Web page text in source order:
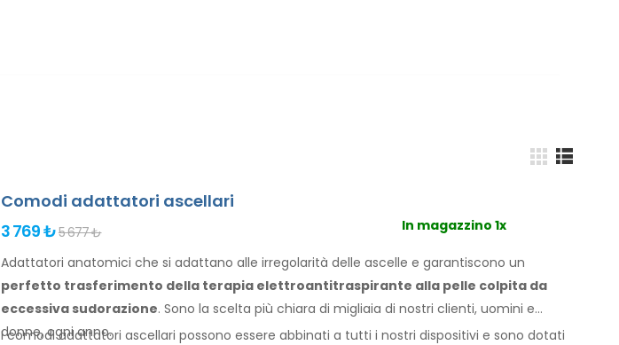
Comodi adattatori ascellari
3 769 ₺5 677 ₺ In magazzino 1x
Adattatori anatomici che si adattano alle irregolarità delle ascelle e garantiscono un
perfetto trasferimento della terapia elettroantitraspirante alla pelle colpita da
eccessiva sudorazione. Sono la scelta più chiara di migliaia di nostri clienti, uomini e
donne, ogni anno.
I comodi adattatori ascellari possono essere abbinati a tutti i nostri dispositivi e sono dotati